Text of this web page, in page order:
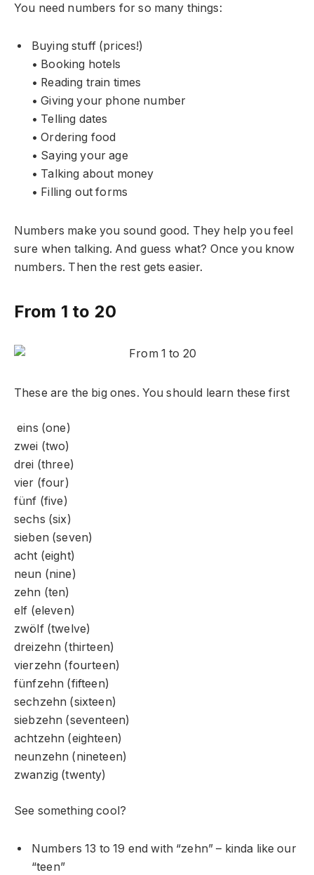
You need numbers for so many things:
Buying stuff (prices!)
• Booking hotels
• Reading train times
• Giving your phone number
• Telling dates
• Ordering food
• Saying your age
• Talking about money
• Filling out forms
Numbers make you sound good. They help you feel
sure when talking. And guess what? Once you know
numbers. Then the rest gets easier.
From 1 to 20
These are the big ones. You should learn these first
eins (one)
zwei (two)
drei (three)
vier (four)
fünf (five)
sechs (six)
sieben (seven)
acht (eight)
neun (nine)
zehn (ten)
elf (eleven)
zwölf (twelve)
dreizehn (thirteen)
vierzehn (fourteen)
fünfzehn (fifteen)
sechzehn (sixteen)
siebzehn (seventeen)
achtzehn (eighteen)
neunzehn (nineteen)
zwanzig (twenty)
See something cool?
Numbers 13 to 19 end with “zehn” – kinda like our
“teen”